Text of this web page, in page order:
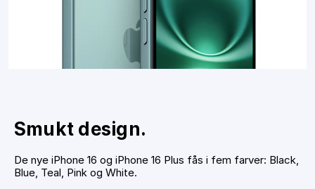
Smukt design.
De nye iPhone 16 og iPhone 16 Plus fås i fem farver: Black,
Blue, Teal, Pink og White.